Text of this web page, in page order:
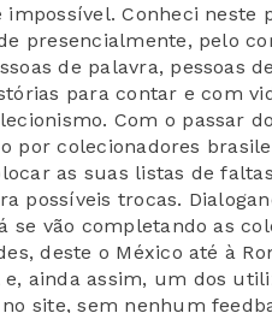
Conheci neste
presencialmente, pelo
de palavra, pessoas
para contar e com
Com o passar
por colecionadores
as suas listas de
possíveis trocas.
vão completando as
deste o México até à
ainda assim, um dos
site, sem nenhum